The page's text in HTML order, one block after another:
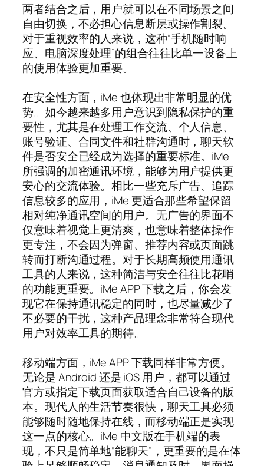
两者结合之后，用户就可以在不同场景之间
自由切换，不必担心信息断层或操作割裂。
对于重视效率的人来说，这种“手机随时响
应、电脑深度处理”的组合往往比单一设备上
的使用体验更加重要。
在安全性方面，iMe 也体现出非常明显的优
势。如今越来越多用户意识到隐私保护的重
要性，尤其是在处理工作交流、个人信息、
账号验证、合同文件和社群沟通时，聊天软
件是否安全已经成为选择的重要标准。iMe
所强调的加密通讯环境，能够为用户提供更
安心的交流体验。相比一些充斥广告、追踪
信息较多的应用，iMe 更适合那些希望保留
相对纯净通讯空间的用户。无广告的界面不
仅意味着视觉上更清爽，也意味着整体操作
更专注，不会因为弹窗、推荐内容或页面跳
转而打断沟通过程。对于长期高频使用通讯
工具的人来说，这种简洁与安全往往比花哨
的功能更重要。iMe APP 下载之后，你会发
现它在保持通讯稳定的同时，也尽量减少了
不必要的干扰，这种产品理念非常符合现代
用户对效率工具的期待。
移动端方面，iMe APP 下载同样非常方便。
无论是 Android 还是 iOS 用户，都可以通过
官方或指定下载页面获取适合自己设备的版
本。现代人的生活节奏很快，聊天工具必须
能够随时随地保持在线，而移动端正是实现
这一点的核心。iMe 中文版在手机端的表
现，不只是简单地“能聊天”，更重要的是在体